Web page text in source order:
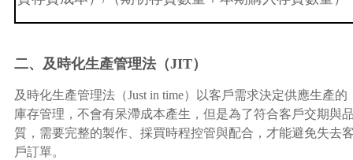
二、及時化生產管理法（JIT）
及時化生產管理法（Just in time）以客戶需求決定供應生產的
庫存管理，不會有呆滯成本產生，但是為了符合客戶交期與
質，需要完整的製作、採買時程控管與配合，才能避免失去
戶訂單。